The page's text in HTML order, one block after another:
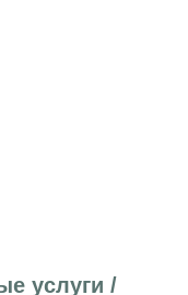
услуги /